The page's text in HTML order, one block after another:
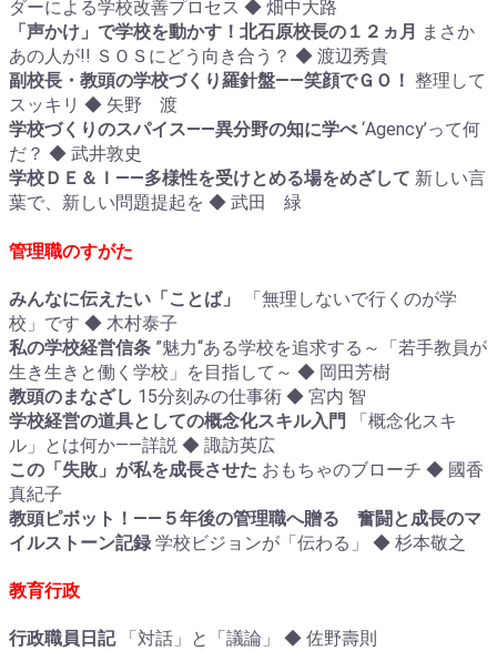
ダーによる学校改善プロセス ◆ 畑中大路
「声かけ」で学校を動かす！北石原校長の１２ヵ月 まさか
あの人が!! ＳＯＳにどう向き合う？ ◆ 渡辺秀貴
副校長・教頭の学校づくり羅針盤――笑顔でＧＯ！ 整理して
スッキリ ◆ 矢野 渡
学校づくりのスパイス――異分野の知に学べ‘Agency’って何
だ？ ◆ 武井敦史
学校ＤＥ＆Ｉ――多様性を受けとめる場をめざして 新しい言
葉で、新しい問題提起を ◆ 武田 緑
管理職のすがた
みんなに伝えたい「ことば」
「無理しないで行くのが学
校」です ◆ 木村泰子
私の学校経営信条 ”魅力“ある学校を追求する～「若手教員が
生き生きと働く学校」を目指して～ ◆ 岡田芳樹
教頭のまなざし 15分刻みの仕事術 ◆ 宮内 智
学校経営の道具としての概念化スキル入門
「概念化スキ
ル」とは何か――詳説 ◆ 諏訪英広
この「失敗」が私を成長させた おもちゃのブローチ ◆ 國香
真紀子
教頭ピボット！――５年後の管理職へ贈る 奮闘と成長のマ
イルストーン記録 学校ビジョンが「伝わる」 ◆ 杉本敬之
教育行政
行政職員日記
「対話」と「議論」 ◆ 佐野壽則